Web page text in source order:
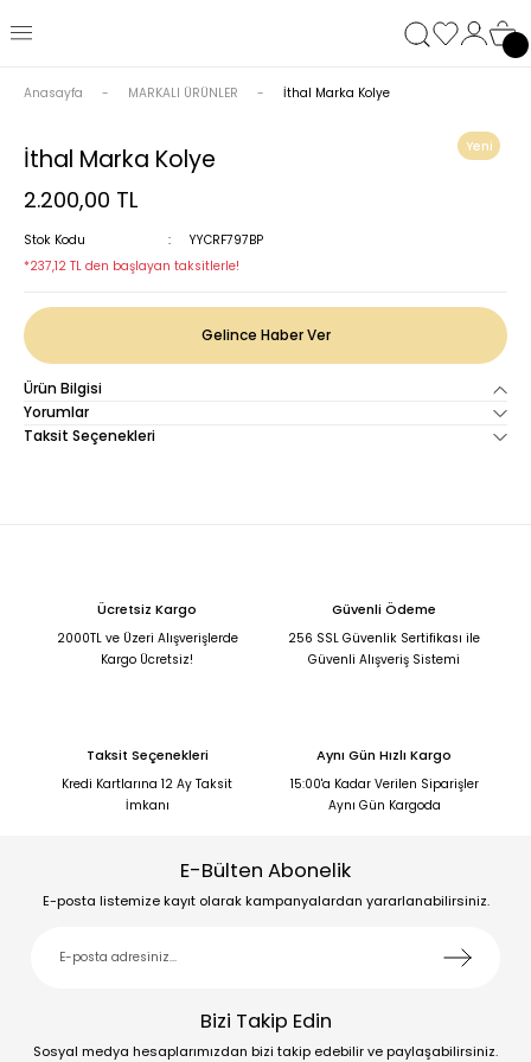
Anasayfa MARKALI ÜRÜNLER İthal Marka Kolye
Yeni
İthal Marka Kolye
2.200,00 TL
Stok Kodu
YYCRF797BP
*237,12 TL den başlayan taksitlerle!
Gelince Haber Ver
Ürün Bilgisi
Yorumlar
Taksit Seçenekleri
Ücretsiz Kargo
2000TL ve Üzeri Alışverişlerde
Kargo Ücretsiz!
Güvenli Ödeme
256 SSL Güvenlik Sertifikası ile
Güvenli Alışveriş Sistemi
Taksit Seçenekleri
Kredi Kartlarına 12 Ay Taksit
İmkanı
Aynı Gün Hızlı Kargo
15:00'a Kadar Verilen Siparişler
Aynı Gün Kargoda
E-Bülten Abonelik
E-posta listemize kayıt olarak kampanyalardan yararlanabilirsiniz.
Bizi Takip Edin
Sosyal medya hesaplarımızdan bizi takip edebilir ve paylaşabilirsiniz.